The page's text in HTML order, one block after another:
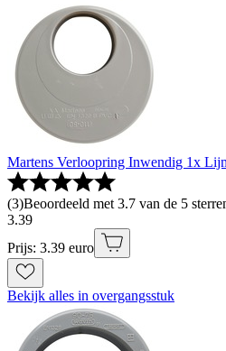
Martens Verloopring Inwendig 1x
(3)Beoordeeld met 3.7 van de 5
3.39
Prijs: 3.39 euro
Bekijk alles in overgangsstuk